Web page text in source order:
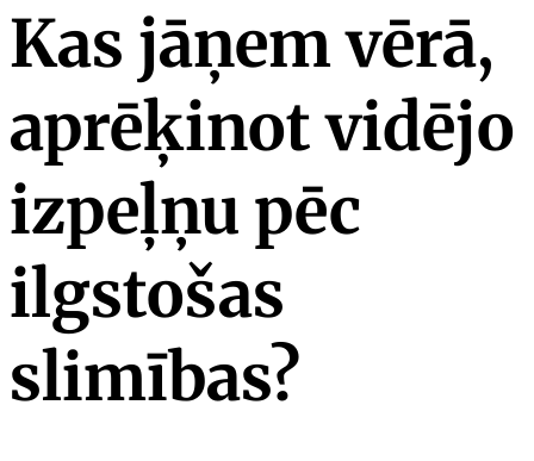
Kas jāņem vērā,
aprēķinot vidējo
izpeļņu pēc
ilgstošas
slimības?